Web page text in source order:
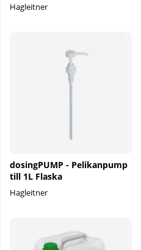
Hagleitner
dosingPUMP - Pelikanpump
till 1L Flaska
Hagleitner